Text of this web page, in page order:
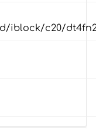
iblock/c20/